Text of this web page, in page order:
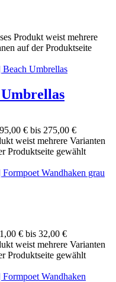
Produkt weist mehrere
auf der Produktseite
€ bis 275,00 €
weist mehrere Varianten
Produktseite gewählt
€ bis 32,00 €
weist mehrere Varianten
Produktseite gewählt